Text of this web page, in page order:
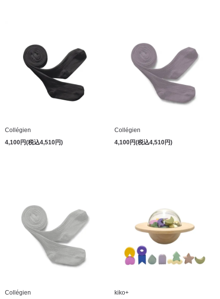
Collégien
4,100円(税込4,510円)
Collégien
4,100円(税込4,510円)
Collégien
kiko+